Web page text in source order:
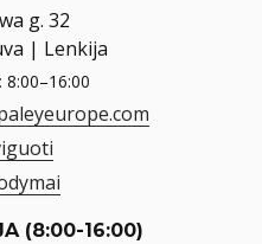
g. 32
| Lenkija
8:00–16:00
(8:00-16:00)